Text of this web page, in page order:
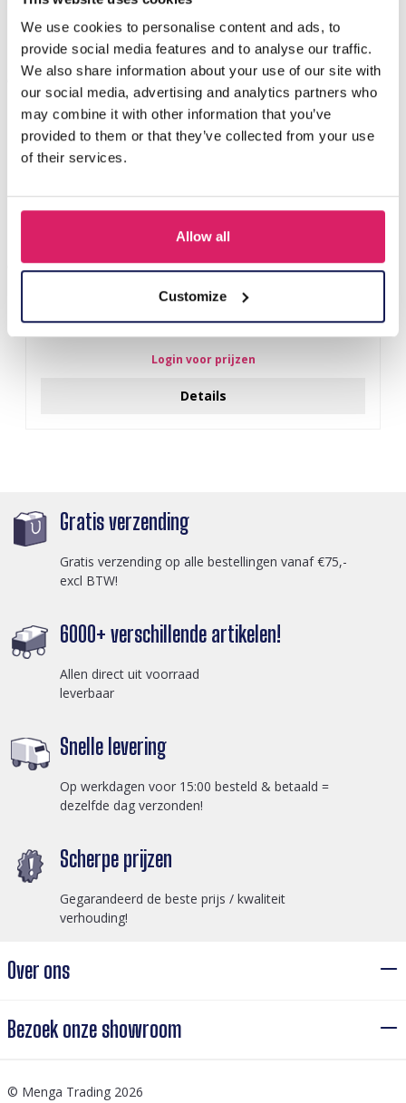
We use cookies to personalise content and ads, to
provide social media features and to analyse our traffic.
We also share information about your use of our site with
our social media, advertising and analytics partners who
may combine it with other information that you’ve
provided to them or that they’ve collected from your use
of their services.
Allow all
Customize
Anderen kochten ook
F-A12.1 N2001-010 Necklace Shells 36-44cm Black
Login voor prijzen
Details
Gratis verzending
Gratis verzending op alle bestellingen vanaf €75,-
excl BTW!
6000+ verschillende artikelen!
Allen direct uit voorraad
leverbaar
Snelle levering
Op werkdagen voor 15:00 besteld & betaald =
dezelfde dag verzonden!
Scherpe prijzen
Gegarandeerd de beste prijs / kwaliteit
verhouding!
Over ons
Bezoek onze showroom
© Menga Trading 2026